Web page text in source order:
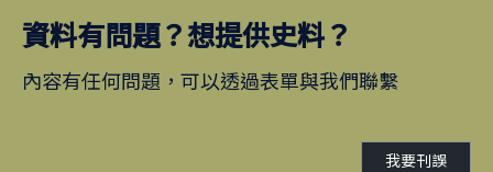
資料有問題？想提供史料？
內容有任何問題，可以透過表單與我們聯繫
我要刊誤